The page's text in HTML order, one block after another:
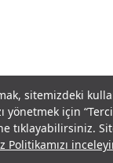
sitemizdeki
yönetmek için
tıklayabilirsiniz.
Politikamızı